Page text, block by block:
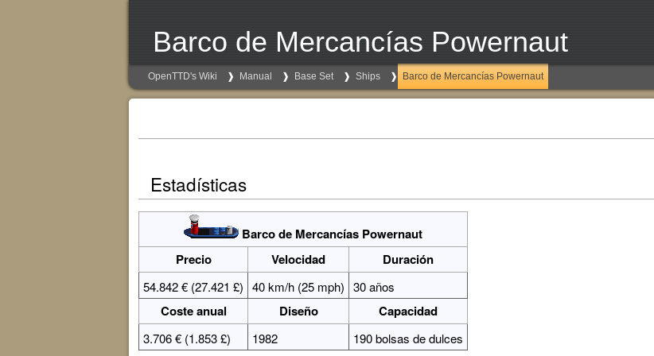
Barco de Mercancías Powernaut
OpenTTD's Wiki Manual Base Set Ships Barco de Mercancías Powernaut
Estadísticas
Barco de Mercancías Powernaut
Precio
Velocidad Duración
54.842 € (27.421 £) 40 km/h (25 mph) 30 años
Coste anual Diseño Capacidad
3.706 € (1.853 £) 1982 190 bolsas de dulces